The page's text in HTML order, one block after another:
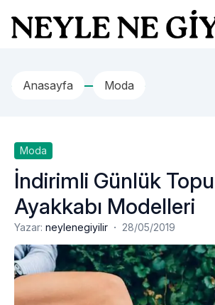
Neyle Ne Giyilir
Anasayfa Moda
Moda
İndirimli Günlük
Ayakkabı Modelleri
Yazar: neylenegiyilir · 28/05/2019